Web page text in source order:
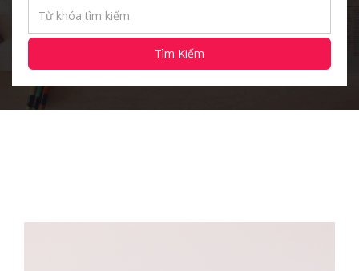
Tìm Kiếm